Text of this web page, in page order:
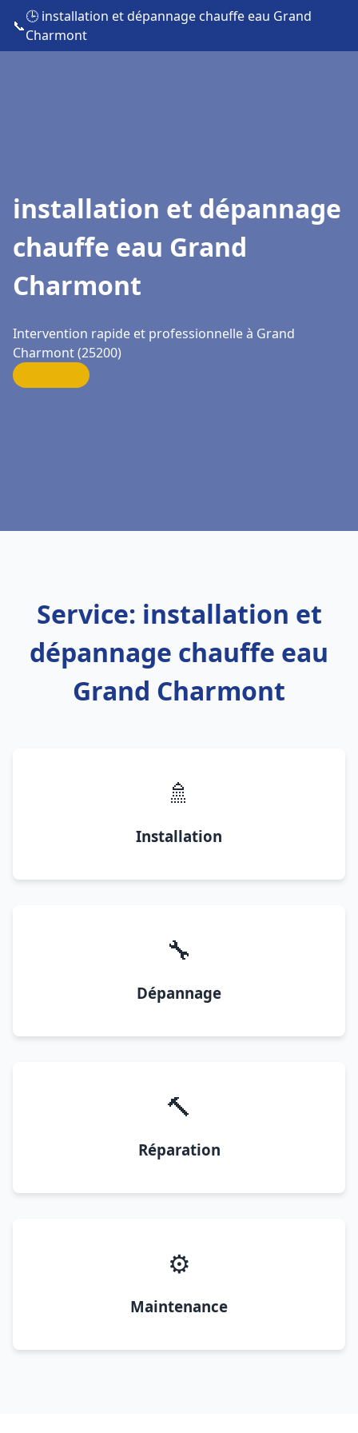
📞
🕒 installation et dépannage chauffe eau Grand
Charmont
installation et dépannage
chauffe eau Grand
Charmont
Intervention rapide et professionnelle à Grand
Charmont (25200)
Service: installation et
dépannage chauffe eau
Grand Charmont
🚿
Installation
🔧
Dépannage
🔨
Réparation
⚙️
Maintenance